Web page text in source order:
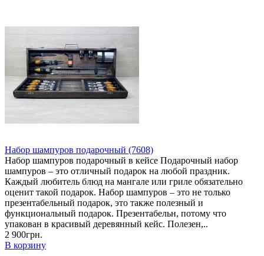
Набор шампуров подарочный (7608)
Набор шампуров подарочный в кейсе Подарочный набор
шампуров – это отличный подарок на любой праздник.
Каждый любитель блюд на мангале или гриле обязательно
оценит такой подарок. Набор шампуров – это не только
презентабельный подарок, это также полезный и
функциональный подарок. Презентабельн, потому что
упакован в красивый деревянный кейс. Полезен,..
2 900грн.
В корзину